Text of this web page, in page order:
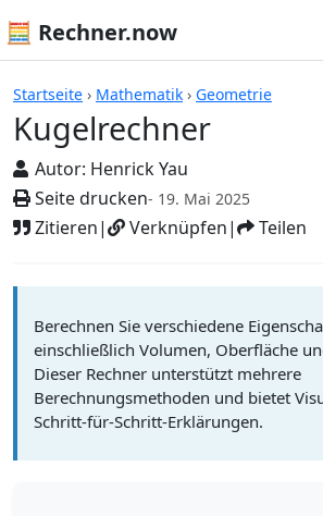
🧮 Rechner.now
Startseite › Mathematik › Geometrie
Kugelrechner
Autor: Henrick Yau
Seite drucken- 19. Mai 2025
Zitieren| Verknüpfen| Teilen
Rechner
Berechnen Sie verschiedene
einschließlich Volumen, Oberfläche
Dieser Rechner unterstützt mehrere
Berechnungsmethoden und bietet
Schritt-für-Schritt-Erklärungen.